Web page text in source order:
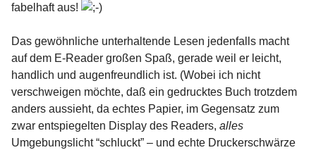
fabelhaft aus!
Das gewöhnliche unterhaltende Lesen jedenfalls macht
auf dem E-Reader großen Spaß, gerade weil er leicht,
handlich und augenfreundlich ist. (Wobei ich nicht
verschweigen möchte, daß ein gedrucktes Buch trotzdem
anders aussieht, da echtes Papier, im Gegensatz zum
zwar entspiegelten Display des Readers, alles
Umgebungslicht “schluckt” – und echte Druckerschwärze